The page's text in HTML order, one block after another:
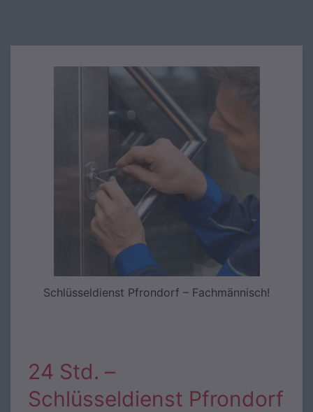
Schlüsseldienst Pfrondorf – Fachmännisch!
24 Std. –
Schlüsseldienst Pfrondorf